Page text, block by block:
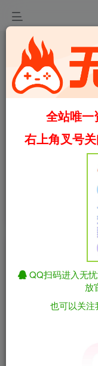
0:00/03:22
战地5/战地
v1.04-v23249
免费资源
战地5/
全站唯
右上角叉号
QQ扫码进入无
放
也可以关